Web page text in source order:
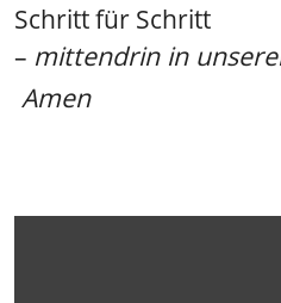
Schritt für Schritt
– mittendrin in
Amen